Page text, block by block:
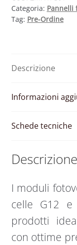
Shingled
445
Categoria: Pannelli
Tag: Pre-Ordine
Descrizione
Informazioni
Schede tecniche
Descrizione
I moduli
celle G12 e
prodotti
con ottime